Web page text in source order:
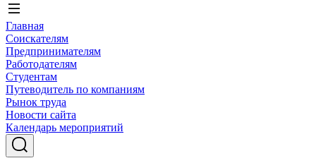
Главная
Соискателям
Предпринимателям
Работодателям
Студентам
Путеводитель по компаниям
Рынок труда
Новости сайта
Календарь мероприятий